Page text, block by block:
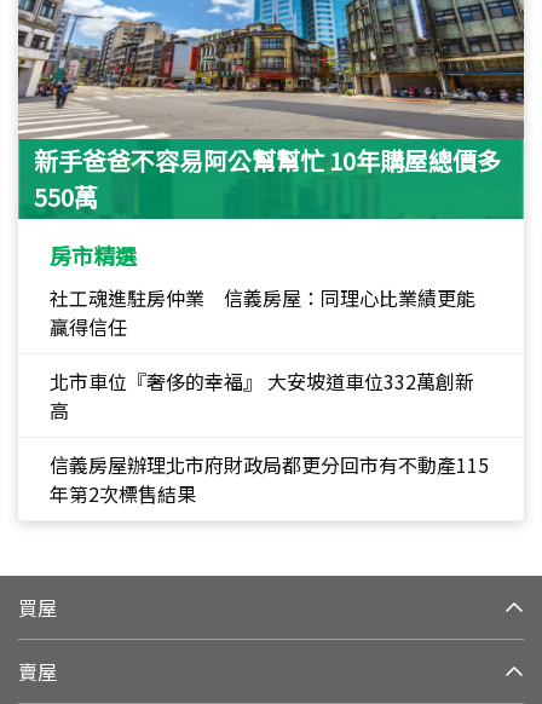
新手爸爸不容易阿公幫幫忙 10年購屋總價多
550萬
房市精選
社工魂進駐房仲業 信義房屋：同理心比業績更能
贏得信任
北市車位『奢侈的幸福』 大安坡道車位332萬創新
高
信義房屋辦理北市府財政局都更分回市有不動產115
年第2次標售結果
買屋
賣屋